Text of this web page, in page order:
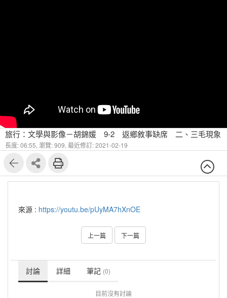
旅行：文學與影像－胡錦媛 9-2 返鄉敘事缺席 二、三毛現象
長度: 06:55, 瀏覽: 909, 最近修訂: 2021-02-19
來源 : https://youtu.be/pUyMA7hXnOE
上一篇 下一篇
討論 詳細 筆記 (0)
目前沒有討論